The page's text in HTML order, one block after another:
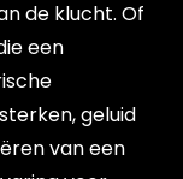
de klucht. Of
een
geluid
van een